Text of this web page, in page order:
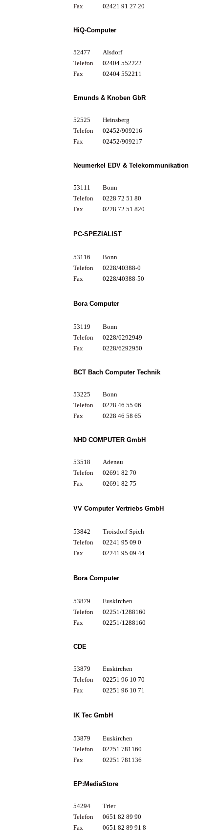
Fax 02421 91 27 20
HiQ-Computer
52477
Alsdorf
Telefon
02404 552222
Fax
02404 552211
Emunds & Knoben GbR
52525
Heinsberg
Telefon
02452/909216
Fax
02452/909217
Neumerkel EDV & Telekommunikation
53111
Bonn
Telefon
0228 72 51 80
Fax
0228 72 51 820
PC-SPEZIALIST
53116
Bonn
Telefon
0228/40388-0
Fax
0228/40388-50
Bora Computer
53119
Bonn
Telefon
0228/6292949
Fax
0228/6292950
BCT Bach Computer Technik
53225
Bonn
Telefon
0228 46 55 06
Fax
0228 46 58 65
NHD COMPUTER GmbH
53518
Adenau
Telefon
02691 82 70
Fax
02691 82 75
VV Computer Vertriebs GmbH
53842
Troisdorf-Spich
Telefon
02241 95 09 0
Fax
02241 95 09 44
Bora Computer
53879
Euskirchen
Telefon
02251/1288160
Fax
02251/1288160
CDE
53879
Euskirchen
Telefon
02251 96 10 70
Fax
02251 96 10 71
IK Tec GmbH
53879
Euskirchen
Telefon
02251 781160
Fax
02251 781136
EP:MediaStore
54294
Trier
Telefon
0651 82 89 90
Fax
0651 82 89 91 8